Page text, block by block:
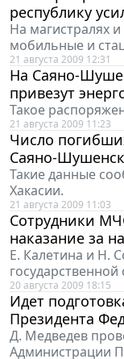
республику
На магистралях
мобильные и
21 августа 2009 12:31
На Саяно-
привезут
Такое
21 августа 2009 11:23
Число
Саяно-
Такие данные
Хакасии.
21 августа 2009 11:03
Сотрудники
наказание за
Е. Калетина и Н.
20 августа 2009 18:15
Идет
Президента
Д. Медведев
Администрации